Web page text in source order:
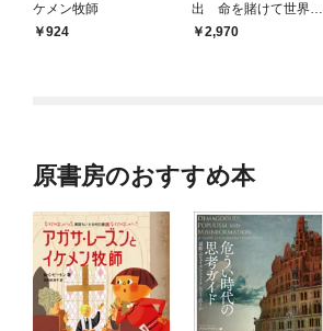
ケメン牧師
924
出 命を賭けて世界に
真実を伝えた男
2,970
原書房のおすすめ本